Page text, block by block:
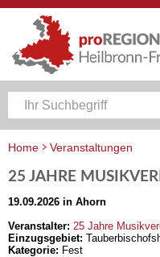
Home
Veranstaltungen
25 JAHRE
19.09.2026 in Ahorn
Veranstalter: 25 Jahre
Einzugsgebiet:
Kategorie: Fest